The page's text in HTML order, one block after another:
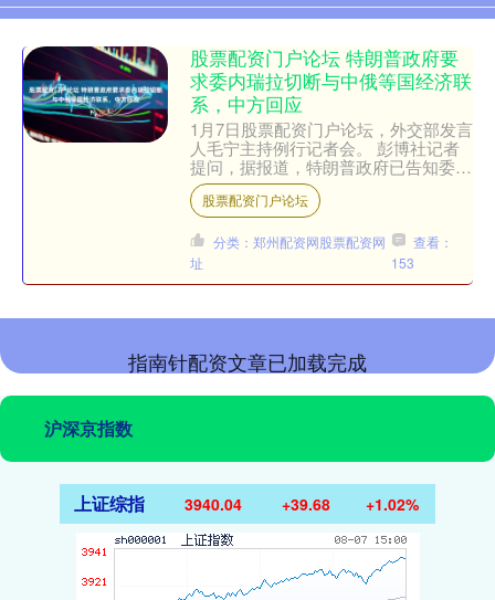
股票配资门户论坛 特朗普政府要
求委内瑞拉切断与中俄等国经济联
系，中方回应
1月7日股票配资门户论坛，外交部发言
人毛宁主持例行记者会。 彭博社记者
提问，据报道，特朗普政府已告知委内
瑞拉代理总统罗德里格斯，必须切断与
中国、俄罗斯、伊朗和古....
股票配资门户论坛
分类：郑州配资网股票配资网
址
查看：
153
指南针配资文章已加载完成
沪深京指数
上证综指 3940.04 +39.68 +1.02%